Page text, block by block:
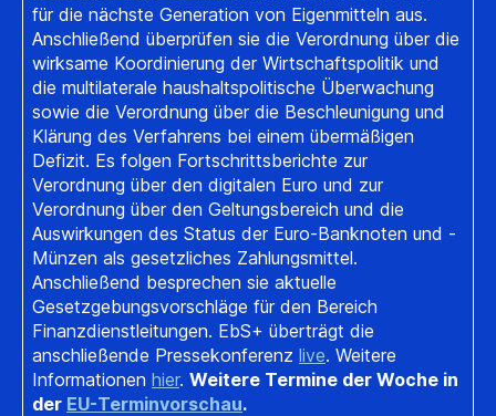
für die nächste Generation von Eigenmitteln aus.
Anschließend überprüfen sie die Verordnung über die
wirksame Koordinierung der Wirtschaftspolitik und
die multilaterale haushaltspolitische Überwachung
sowie die Verordnung über die Beschleunigung und
Klärung des Verfahrens bei einem übermäßigen
Defizit. Es folgen Fortschrittsberichte zur
Verordnung über den digitalen Euro und zur
Verordnung über den Geltungsbereich und die
Auswirkungen des Status der Euro-Banknoten und -
Münzen als gesetzliches Zahlungsmittel.
Anschließend besprechen sie aktuelle
Gesetzgebungsvorschläge für den Bereich
Finanzdienstleitungen. EbS+ überträgt die
anschließende Pressekonferenz live. Weitere
Informationen hier. Weitere Termine der Woche in
der EU-Terminvorschau.